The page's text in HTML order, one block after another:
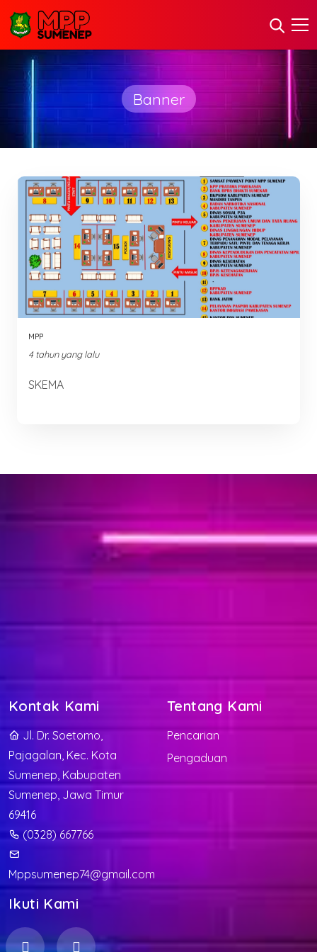
Banner
MPP
4 tahun yang lalu
SKEMA
Kontak Kami
Jl. Dr. Soetomo,
Pajagalan, Kec. Kota
Sumenep, Kabupaten
Sumenep, Jawa Timur
69416
(0328) 667766
Mppsumenep74@gmail.com
Tentang Kami
Pencarian
Pengaduan
Ikuti Kami